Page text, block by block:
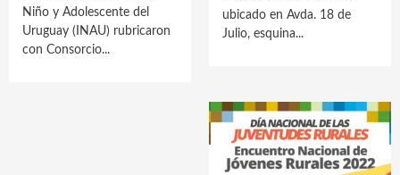
Niño y Adolescente del
Uruguay (INAU) rubricaron
con Consorcio...
ubicado en Avda. 18 de
Julio, esquina...